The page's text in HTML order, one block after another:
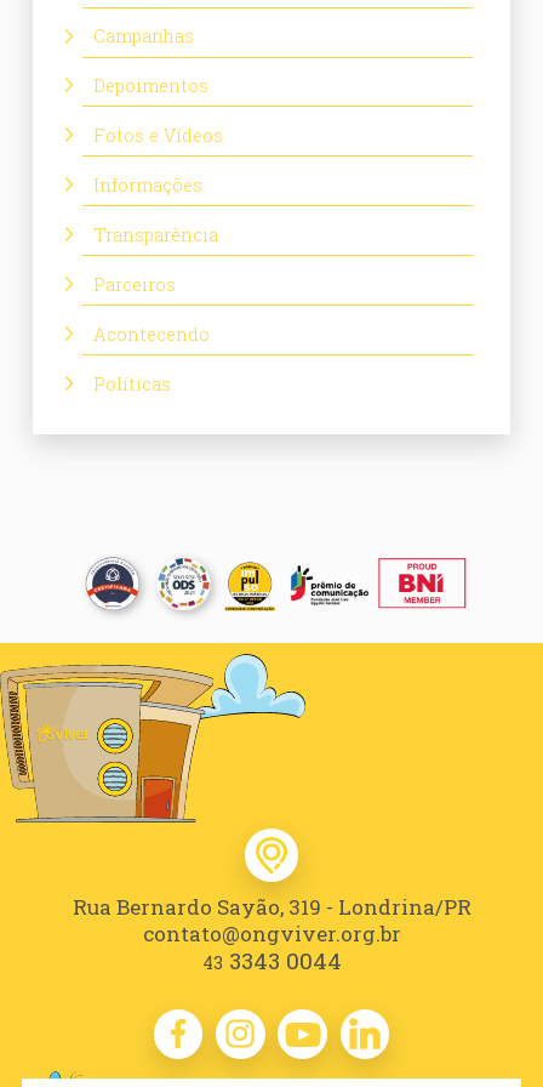
Campanhas
Depoimentos
Fotos e Vídeos
Informações
Transparência
Parceiros
Acontecendo
Políticas
Rua Bernardo Sayão, 319 - Londrina/PR
contato@ongviver.org.br
43 3343 0044